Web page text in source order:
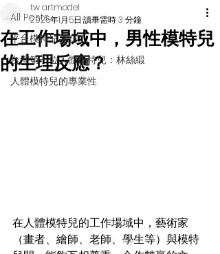
All Posts
平台模特兒專訪
台灣第一位人體模特兒：林絲緞
人體模特兒的專業性
在工作場域中，男性模特兒
的生理反應？
tw artmodel
2025年1月5日 讀畢需時 3 分鐘
在人體模特兒的工作場域中，藝術家
（畫者、繪師、老師、學生等）與模特